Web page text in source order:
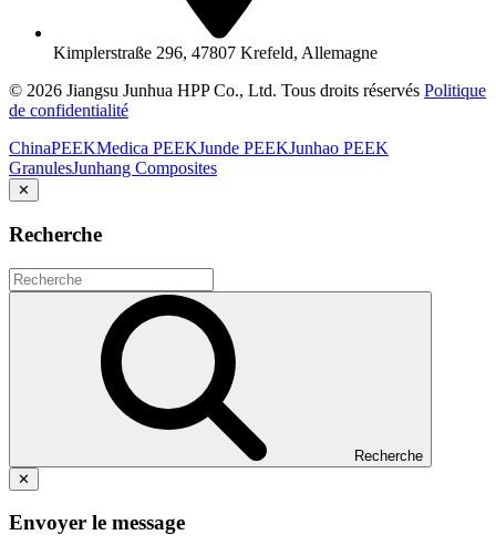
Kimplerstraße 296, 47807 Krefeld, Allemagne
© 2026 Jiangsu Junhua HPP Co., Ltd. Tous droits réservés Politique
de confidentialité
ChinaPEEKMedica PEEKJunde PEEKJunhao PEEK
GranulesJunhang Composites
✕
Recherche
Recherche
✕
Envoyer le message